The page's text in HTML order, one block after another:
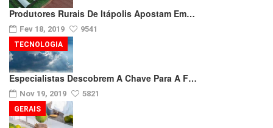
Produtores Rurais De Itápolis Apostam Em…
Fev 18, 2019 9541
Especialistas Descobrem A Chave Para A F…
Nov 19, 2019 5821
TECNOLOGIA
GERAIS